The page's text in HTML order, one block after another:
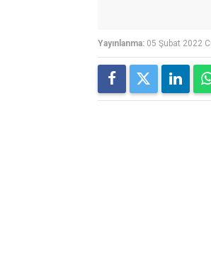
Yayınlanma: 05 Şubat 2022